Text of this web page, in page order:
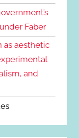
Faber
as aesthetic
and